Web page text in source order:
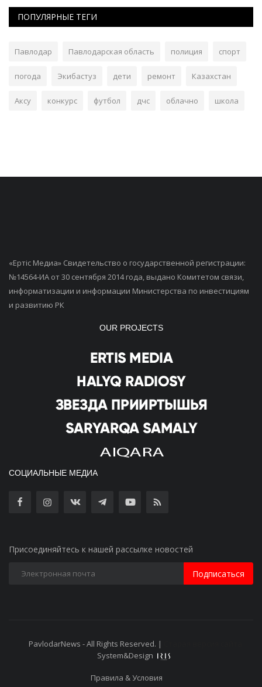
ПОПУЛЯРНЫЕ ТЕГИ
Павлодар Павлодарская область полиция спорт
погода Экибастуз дети ремонт Казахстан
Аксу конкурс футбол дчс облачно школа
«Ертiс Медиа» Свидетельство о государственной регистрации:
№14564-ИА от 30 сентября 2014 года, выдано Комитетом связи,
информатизации и информации Министерства по инвестициям
и развитию РК
OUR PROJECTS
СОЦИАЛЬНЫЕ МЕДИА
Присоединяйтесь к нашей рассылке новостей
Подписаться
PavlodarNews - All Rights Reserved. |
System&Design
Правила & Условия